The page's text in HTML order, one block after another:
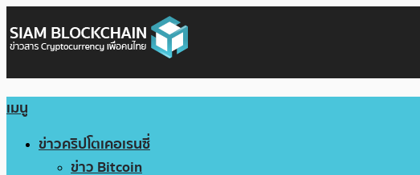
เมนู
ข่าวคริปโตเคอเรนซี่
ข่าว Bitcoin